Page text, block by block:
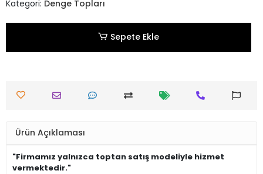
Kategori: Denge Topları
Sepete Ekle
Ürün Açıklaması
"Firmamız yalnızca toptan satış modeliyle hizmet
vermektedir."